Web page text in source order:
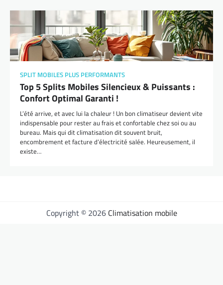
SPLIT MOBILES PLUS PERFORMANTS
Top 5 Splits Mobiles Silencieux & Puissants :
Confort Optimal Garanti !
L’été arrive, et avec lui la chaleur ! Un bon climatiseur devient vite
indispensable pour rester au frais et confortable chez soi ou au
bureau. Mais qui dit climatisation dit souvent bruit,
encombrement et facture d’électricité salée. Heureusement, il
existe…
Copyright © 2026 Climatisation mobile